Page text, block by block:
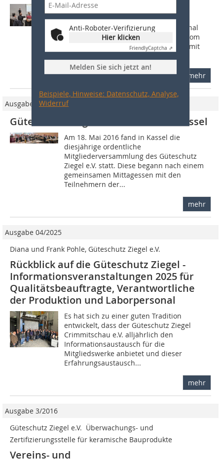
Anti-Roboter-Verifizierung
Hier klicken
FriendlyCaptcha ⇗
Melden Sie sich jetzt an!
Beispiele, Hinweise: Datenschutz, Analyse,
Widerruf
Vom 25. bis 26. Februar 2015 fand in
Weimar der WPK-Workshop für
Qualitätsbeauf­tragte und Laborpersonal
der Mitgliedswerke statt, organisiert vom
Güteschutz ­Ziegel e.V. in Kooperation mit
mehr
Ausgabe 5/2016
Güteschutz Ziegel e.V. trifft sich in Kassel
Am 18. Mai 2016 fand in Kassel die
diesjährige ordentli­che
Mitgliederversammlung des Güteschutz
Ziegel e.V. statt. Diese begann nach einem
gemeinsa­men Mittagessen mit den
Teilnehmern der...
mehr
Ausgabe 04/2025
Diana und Frank Pohle, Güteschutz Ziegel e.V.
Rückblick auf die Güteschutz Ziegel -
Informationsveranstaltungen 2025 für
Qualitätsbeauftragte, Verantwortliche
der Produktion und Laborpersonal
Es hat sich zu einer guten Tradition
entwickelt, dass der Güteschutz Ziegel
Crimmitschau e.V. alljährlich den
Informationsaustausch für die
Mitgliedswerke anbietet und dieser
Erfahrungsaustausch...
mehr
Ausgabe 3/2016
Güteschutz Ziegel e.V.  Überwachungs- und
Zertifizierungsstelle für keramische Bauprodukte
Vereins- und